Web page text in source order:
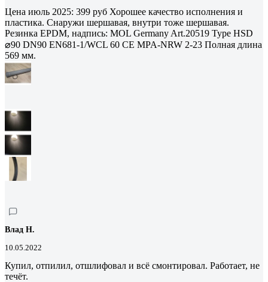
Цена июль 2025: 399 руб Хорошее качество исполнения и
пластика. Снаружи шершавая, внутри тоже шершавая.
Резинка EPDM, надпись: MOL Germany Art.20519 Type HSD
⌀90 DN90 EN681-1/WCL 60 CE MPA-NRW 2-23 Полная длина
569 мм.
Влад Н.
10.05.2022
Купил, отпилил, отшлифовал и всё смонтировал. Работает, не
течёт.